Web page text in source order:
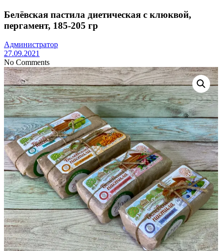
Белёвская пастила диетическая с клюквой,
пергамент, 185-205 гр
Администратор
27.09.2021
No Comments